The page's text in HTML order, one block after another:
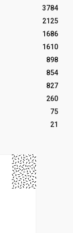
3784
2125
1686
1610
898
854
827
260
75
21